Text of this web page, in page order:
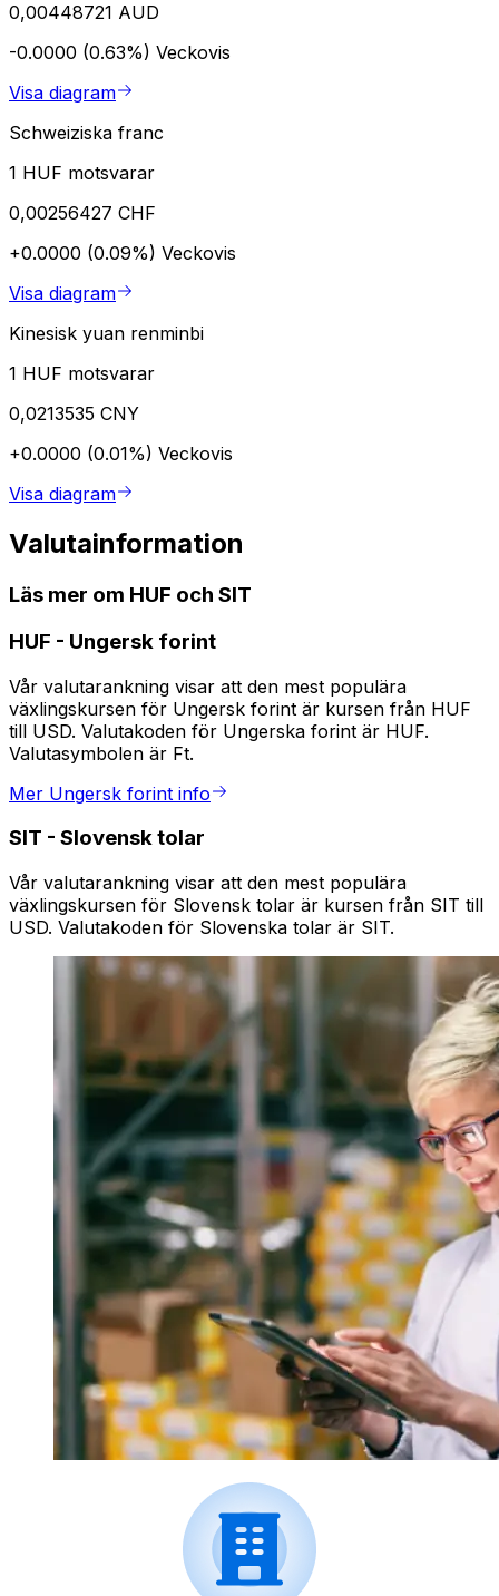
0,00448721 AUD
-0.0000 (0.63%) Veckovis
Visa diagram
Schweiziska franc
1 HUF motsvarar
0,00256427 CHF
+0.0000 (0.09%) Veckovis
Visa diagram
Kinesisk yuan renminbi
1 HUF motsvarar
0,0213535 CNY
+0.0000 (0.01%) Veckovis
Visa diagram
Valutainformation
Läs mer om HUF och SIT
HUF - Ungersk forint
Vår valutarankning visar att den mest populära
växlingskursen för Ungersk forint är kursen från HUF
till USD. Valutakoden för Ungerska forint är HUF.
Valutasymbolen är Ft.
Mer Ungersk forint info
SIT - Slovensk tolar
Vår valutarankning visar att den mest populära
växlingskursen för Slovensk tolar är kursen från SIT till
USD. Valutakoden för Slovenska tolar är SIT.